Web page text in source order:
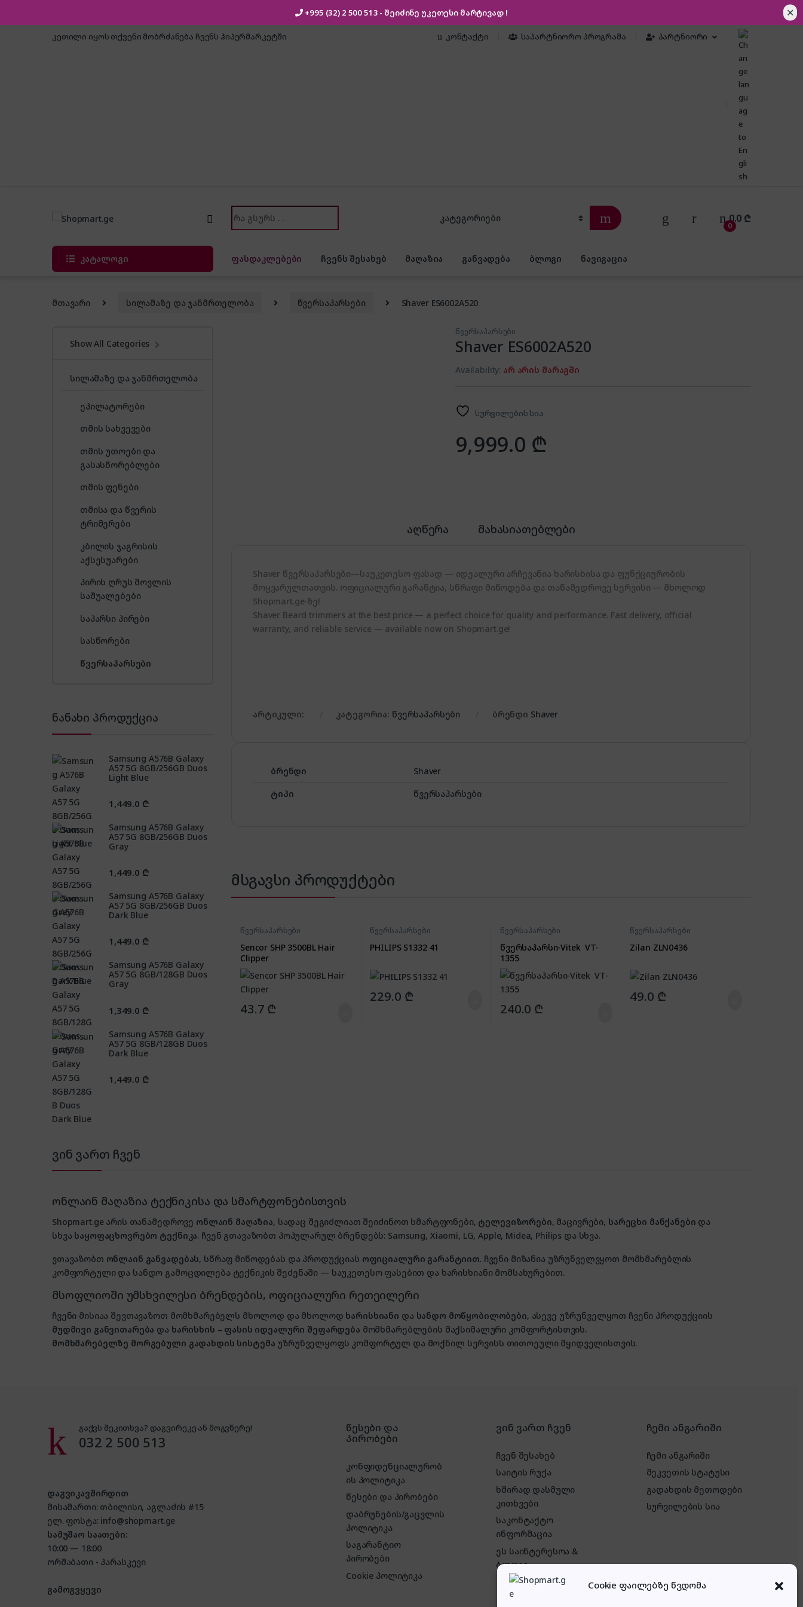
Cookie ფაილებზე წვდომა
+995 (32) 2 500 513 - შეიძინე უკეთესი მარტივად ! ✕
კეთილი იყოს თქვენი მობრძანება ჩვენს ჰიპერმარკეტში კონტაქტი საპარტნიორო პროგრამა პარტნიორი
Search for:
0
0.0 ₾
კატალოგი ფასდაკლებები ჩვენს შესახებ მაღაზია განვადება ბლოგი ნავიგაცია
მთავარი სილამაზე და ჯანმრთელობა წვერსაპარსები Shaver ES6002A520
წვერსაპარსები
Shaver ES6002A520
Availability: არ არის მარაგში
სურვილების სია
9,999.0 ₾
აღწერა მახასიათებლები
Shaver წვერსაპარსები—საუკეთესო ფასად — იდეალური არჩევანია ხარისხისა და ფუნქციურობის
მოყვარულთათვის. ოფიციალური გარანტია, სწრაფი მიწოდება და თანამედროვე სერვისი — მხოლოდ
Shopmart.ge-ზე!
Shaver Beard trimmers at the best price — a perfect choice for quality and performance. Fast delivery, official
warranty, and reliable service — available now on Shopmart.ge!
არტიკული: კატეგორია: წვერსაპარსები ბრენდი Shaver
ბრენდი
Shaver
ტიპი
წვერსაპარსები
მსგავსი პროდუქტები
წვერსაპარსები
Sencor SHP 3500BL Hair
Clipper
43.7 ₾
წვერსაპარსები
PHILIPS S1332 41
229.0 ₾
წვერსაპარსები
წვერსაპარსი-Vitek VT-
1355
240.0 ₾
წვერსაპარსები
Zilan ZLN0436
49.0 ₾
Show All Categories
სილამაზე და ჯანმრთელობა
ეპილატორები
თმის სახვევები
თმის უთოები და
გასასწორებლები
თმის ფენები
თმისა და წვერის
ტრიმერები
კბილის ჯაგრისის
აქსესუარები
პირის ღრუს მოვლის
საშუალებები
საპარსი პირები
სასწორები
წვერსაპარსები
ნანახი პროდუქცია
Samsung A576B Galaxy
A57 5G 8GB/256GB Duos
Light Blue
1,449.0 ₾
Samsung A576B Galaxy
A57 5G 8GB/256GB Duos
Gray
1,449.0 ₾
Samsung A576B Galaxy
A57 5G 8GB/256GB Duos
Dark Blue
1,449.0 ₾
Samsung A576B Galaxy
A57 5G 8GB/128GB Duos
Gray
1,349.0 ₾
Samsung A576B Galaxy
A57 5G 8GB/128GB Duos
Dark Blue
1,449.0 ₾
ვინ ვართ ჩვენ
ონლაინ მაღაზია ტექნიკისა და სმარტფონებისთვის
Shopmart.ge არის თანამედროვე ონლაინ მაღაზია, სადაც შეგიძლიათ შეიძინოთ სმარტფონები, ტელევიზორები, მაცივრები, სარეცხი მანქანები და
სხვა საყოფაცხოვრებო ტექნიკა. ჩვენ გთავაზობთ პოპულარულ ბრენდებს: Samsung, Xiaomi, LG, Apple, Midea, Philips და სხვა.
ვთავაზობთ ონლაინ განვადებას, სწრაფ მიწოდებას და პროდუქციას ოფიციალური გარანტიით. ჩვენი მიზანია უზრუნველვყოთ მომხმარებლის
კომფორტული და სანდო გამოცდილება ტექნიკის შეძენაში — საუკეთესო ფასებით და ხარისხიანი მომსახურებით.
მსოფლიოში უმსხვილესი ბრენდების, ოფიციალური რეთეილერი
ჩვენი მისიაა შევთავაზოთ მომხმარებელს მხოლოდ და მხოლოდ ხარისხიანი და სანდო მოწყობილობები, ასევე უზრუნველყოთ ჩვენი პროდუქციის
მუდმივი განვითარება და ხარისხის – ფასის იდეალური შეფარდება მომხმარებლების მაქსიმალური კომფორტისთვის.
მომხმარებელზე მორგებული გადახდის სისტემა უზრუნველყოფს კომფორტულ და მოქნილ სერვისს თითოეული მყიდველისთვის.
გაქვს შეკითხვა? დაგვირეკე ან მოგვწერე!
032 2 500 513
დაგვიკავშირდით
მისამართი: თბილისი, აგლაძის #15
ელ. ფოსტა: info@shopmart.ge
სამუშაო საათები:
10:00 — 18:00
ორშაბათი - პარასკევი
გამოგვყევი
წესები და
პირობები
კონფიდენციალურობ
ის პოლიტიკა
წესები და პირობები
დაბრუნების/გაცვლის
პოლიტიკა
საგარანტიო
პირობები
Cookie პოლიტიკა
ვინ ვართ ჩვენ
ჩვენ შესახებ
საიტის რუქა
ხშირად დასმული
კითხვები
საკონტაქტო
ინფორმაცია
ეს საინტერესოა &
ბლოგი
ჩემი ანგარიში
ჩემი ანგარიში
შეკვეთის სტატუსი
გადახდის მეთოდები
სურვილების სია